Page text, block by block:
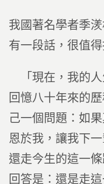
我國著名學者季
有一段話，很值
「現在，我的人
回憶八十年來的
己一個問題：如
恩於我，讓我下
還走今生的這一
回答是：還是走